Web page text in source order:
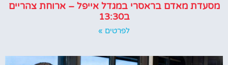
מסעדת מאדם בראסרי במגדל אייפל – ארוחת צהריים
ב13:30
לפרטים »